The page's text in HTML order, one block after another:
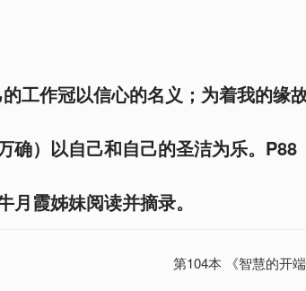
工作冠以信心的名义；为着我的缘
确）以自己和自己的圣洁为乐。P88
霞姊妹阅读并摘录。
第104本 《智慧的开